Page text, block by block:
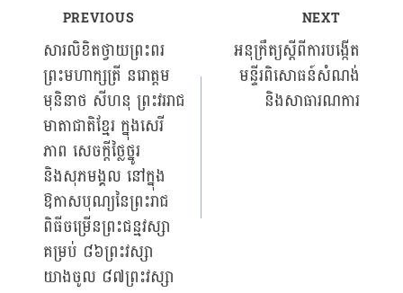
Post
navigation
PREVIOUS
សារលិខិតថ្វាយព្រះពរ
ព្រះមហាក្សត្រី នរោត្តម
មុនិនាថ សីហនុ ព្រះវររាជ
មាតាជាតិខ្មែរ ក្នុងសេរី
ភាព សេចក្ដីថ្លៃថ្នូរ
និងសុភមង្គល នៅក្នុង
ឱកាសបុណ្យនៃព្រះរាជ
ពិធីចម្រើនព្រះជន្មវស្សា
គម្រប់ ៨៦ព្រះវស្សា
យាងចូល ៨៧ព្រះវស្សា
NEXT
អនុក្រឹត្យស្ដីពីការបង្កើត
មន្ទីរពិសោធន៍សំណង់
និងសាធារណការ